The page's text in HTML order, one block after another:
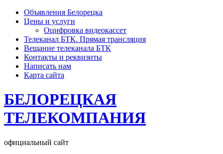
Объявления Белорецка
Цены и услуги
Оцифровка видеокассет
Телеканал БТК. Прямая трансляция
Вещание телеканала БТК
Контакты и реквизиты
Написать нам
Карта сайта
БЕЛОРЕЦКАЯ
ТЕЛЕКОМПАНИЯ
официальный сайт